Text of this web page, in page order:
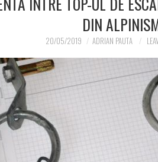
DIN
20/05/2019 ADRIAN PAUTA